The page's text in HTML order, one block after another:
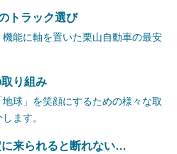
トラック選び
機能に軸を置いた栗山自動車の最安
り組み
地球」を笑顔にするための様々な取
ます。
に来られると断れない…